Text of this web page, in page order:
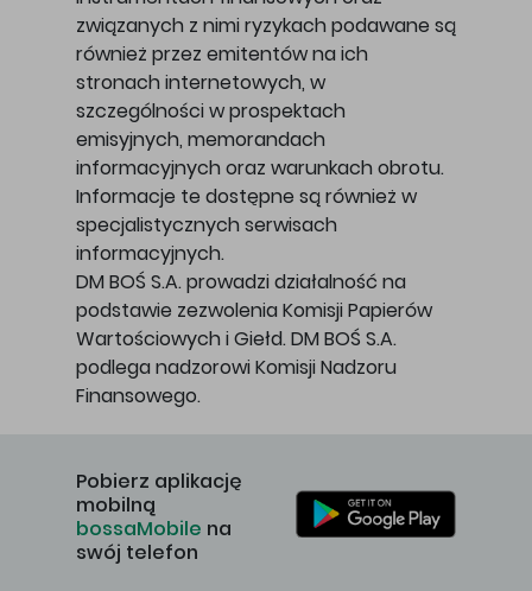
związanych z nimi ryzykach podawane są
również przez emitentów na ich
stronach internetowych, w
szczególności w prospektach
emisyjnych, memorandach
informacyjnych oraz warunkach obrotu.
Informacje te dostępne są również w
specjalistycznych serwisach
informacyjnych.
DM BOŚ S.A. prowadzi działalność na
podstawie zezwolenia Komisji Papierów
Wartościowych i Giełd. DM BOŚ S.A.
podlega nadzorowi Komisji Nadzoru
Finansowego.
Pobierz aplikację
mobilną
bossaMobile na
swój telefon